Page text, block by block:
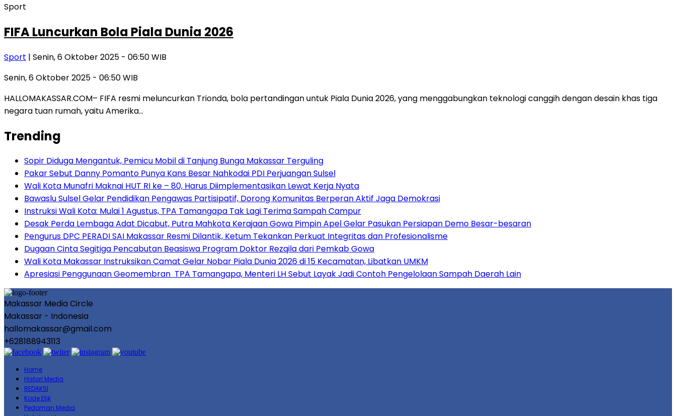
Sport
FIFA Luncurkan Bola Piala Dunia 2026
Sport | Senin, 6 Oktober 2025 - 06:50 WIB
Senin, 6 Oktober 2025 - 06:50 WIB
HALLOMAKASSAR.COM– FIFA resmi meluncurkan Trionda, bola pertandingan untuk Piala Dunia 2026, yang menggabungkan teknologi canggih dengan desain khas tiga
negara tuan rumah, yaitu Amerika…
Trending
Sopir Diduga Mengantuk, Pemicu Mobil di Tanjung Bunga Makassar Terguling
Pakar Sebut Danny Pomanto Punya Kans Besar Nahkodai PDI Perjuangan Sulsel
Wali Kota Munafri Maknai HUT RI ke – 80, Harus Diimplementasikan Lewat Kerja Nyata
Bawaslu Sulsel Gelar Pendidikan Pengawas Partisipatif, Dorong Komunitas Berperan Aktif Jaga Demokrasi
Instruksi Wali Kota: Mulai 1 Agustus, TPA Tamangapa Tak Lagi Terima Sampah Campur
Desak Perda Lembaga Adat Dicabut, Putra Mahkota Kerajaan Gowa Pimpin Apel Gelar Pasukan Persiapan Demo Besar-besaran
Pengurus DPC PERADI SAI Makassar Resmi Dilantik, Ketum Tekankan Perkuat Integritas dan Profesionalisme
Dugaan Cinta Segitiga Pencabutan Beasiswa Program Doktor Rezqila dari Pemkab Gowa
Wali Kota Makassar Instruksikan Camat Gelar Nobar Piala Dunia 2026 di 15 Kecamatan, Libatkan UMKM
Apresiasi Penggunaan Geomembran TPA Tamangapa, Menteri LH Sebut Layak Jadi Contoh Pengelolaan Sampah Daerah Lain
Makassar Media Circle
Makassar - Indonesia
hallomakassar@gmail.com
+628188943113
Home
Histori Media
REDAKSI
Kode Etik
Pedoman Media